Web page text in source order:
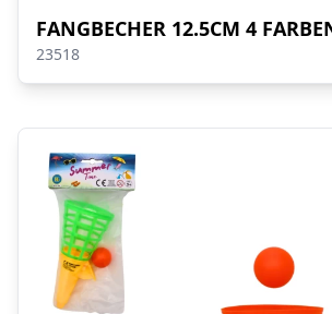
FANGBECHER 12.5CM 4
23518